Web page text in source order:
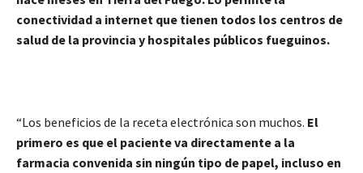
conectividad a internet que tienen todos los centros de
salud de la provincia y hospitales públicos fueguinos.
“Los beneficios de la receta electrónica son muchos. El
primero es que el paciente va directamente a la
farmacia convenida sin ningún tipo de papel, incluso en